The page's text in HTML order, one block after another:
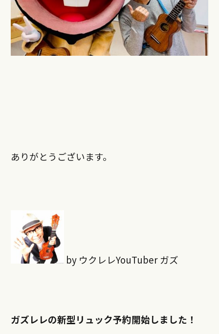
ありがとうございます。
by ウクレレYouTuber ガズ
ガズレレの新型リュック予約開始しました！